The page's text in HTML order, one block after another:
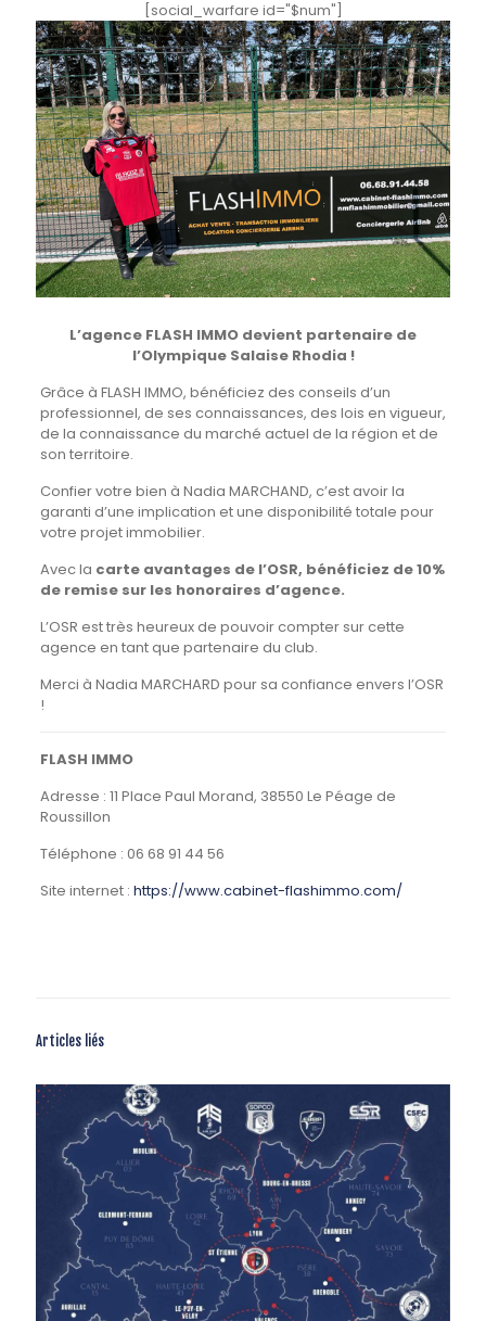
[social_warfare id="$num"]
L’agence FLASH IMMO devient partenaire de
l’Olympique Salaise Rhodia !
Grâce à FLASH IMMO, bénéficiez des conseils d’un
professionnel, de ses connaissances, des lois en vigueur,
de la connaissance du marché actuel de la région et de
son territoire.
Confier votre bien à Nadia MARCHAND, c’est avoir la
garanti d’une implication et une disponibilité totale pour
votre projet immobilier.
Avec la carte avantages de l’OSR, bénéficiez de 10%
de remise sur les honoraires d’agence.
L’OSR est très heureux de pouvoir compter sur cette
agence en tant que partenaire du club.
Merci à Nadia MARCHARD pour sa confiance envers l’OSR
!
FLASH IMMO
Adresse : 11 Place Paul Morand, 38550 Le Péage de
Roussillon
Téléphone : 06 68 91 44 56
Site internet : https://www.cabinet-flashimmo.com/
Articles liés